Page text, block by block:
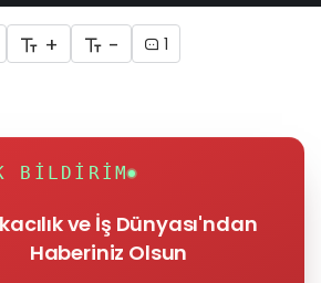
+ - 1
BILDIRIM
ve İş Dünyası'ndan
Haberiniz Olsun